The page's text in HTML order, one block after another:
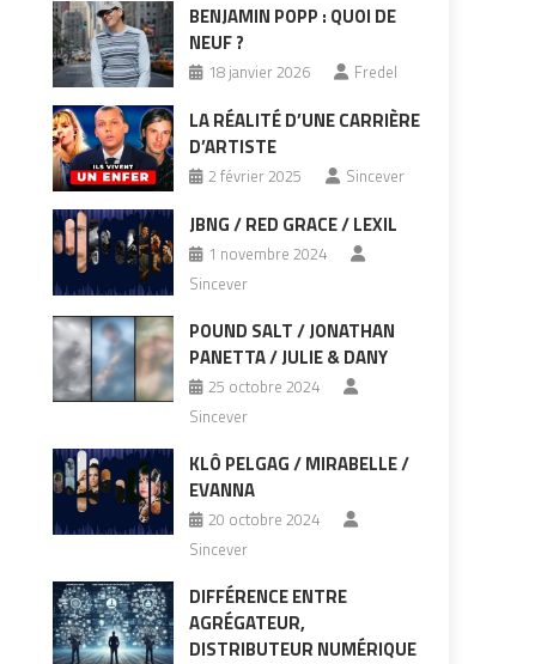
BENJAMIN POPP : QUOI DE
NEUF ?
18 janvier 2026 Fredel
LA RÉALITÉ D’UNE CARRIÈRE
D’ARTISTE
2 février 2025 Sincever
JBNG / RED GRACE / LEXIL
1 novembre 2024
Sincever
POUND SALT / JONATHAN
PANETTA / JULIE & DANY
25 octobre 2024
Sincever
KLÔ PELGAG / MIRABELLE /
EVANNA
20 octobre 2024
Sincever
DIFFÉRENCE ENTRE
AGRÉGATEUR,
DISTRIBUTEUR NUMÉRIQUE